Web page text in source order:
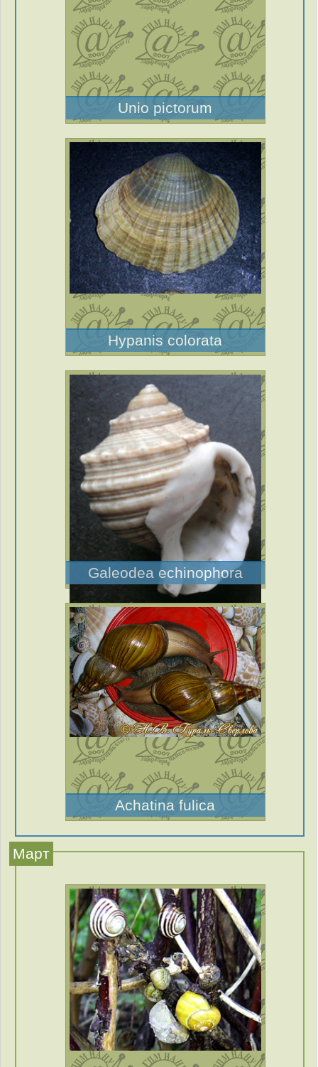
Unio pictorum
Hypanis colorata
Galeodea echinophora
Achatina fulica
Март